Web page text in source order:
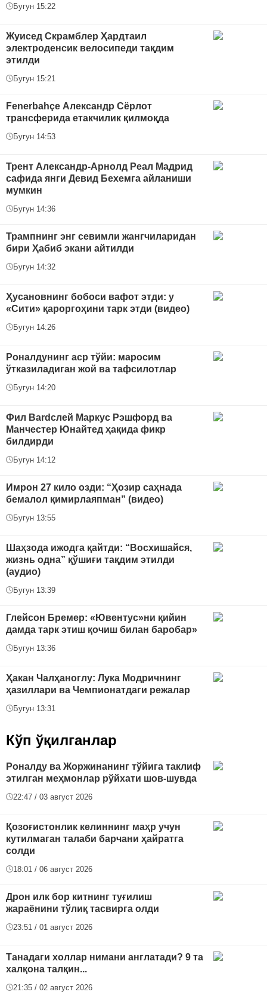
Бугун 15:22
Жуисед Скрамблер Ҳардтаил
электроденсик велосипеди тақдим
этилди
Бугун 15:21
Fenerbahçe Александр Сёрлот
трансферида етакчилик қилмоқда
Бугун 14:53
Трент Александр-Арнолд Реал Мадрид
сафида янги Девид Бехемга айланиши
мумкин
Бугун 14:36
Трампнинг энг севимли жангчиларидан
бири Ҳабиб экани айтилди
Бугун 14:32
Ҳусановнинг бобоси вафот этди: у
«Сити» қароргоҳини тарк этди (видео)
Бугун 14:26
Роналдунинг аср тўйи: маросим
ўтказиладиган жой ва тафсилотлар
Бугун 14:20
Фил Bardслей Маркус Рэшфорд ва
Манчестер Юнайтед ҳақида фикр
билдирди
Бугун 14:12
Имрон 27 кило озди: “Ҳозир саҳнада
бемалол қимирлаяпман” (видео)
Бугун 13:55
Шаҳзода ижодга қайтди: “Восхишайся,
жизнь одна” қўшиғи тақдим этилди
(аудио)
Бугун 13:39
Глейсон Бремер: «Ювентус»ни қийин
дамда тарк этиш қочиш билан баробар»
Бугун 13:36
Ҳакан Чалҳаноглу: Лука Модричнинг
ҳазиллари ва Чемпионатдаги режалар
Бугун 13:31
Кўп ўқилганлар
Роналду ва Жоржинанинг тўйига таклиф
этилган меҳмонлар рўйхати шов-шувда
22:47 / 03 август 2026
Қозоғистонлик келиннинг маҳр учун
кутилмаган талаби барчани ҳайратга
солди
18:01 / 06 август 2026
Дрон илк бор китнинг туғилиш
жараёнини тўлиқ тасвирга олди
23:51 / 01 август 2026
Танадаги холлар нимани англатади? 9 та
халқона талқин...
21:35 / 02 август 2026